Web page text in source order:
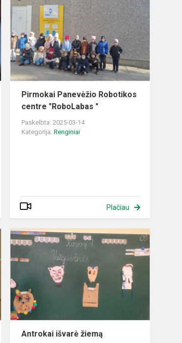
diena
Dembavos
progimnazijoje
Panevėžio
Robotikos
centre
"
Pirmokai Panevėžio Robotikos
centre "RoboLabas "
Paskelbta: 2025-03-14
Kategorija:Renginiai
Plačiau
Paskaita
Antrokai
išvarė
žiemą
Antrokai išvarė žiemą